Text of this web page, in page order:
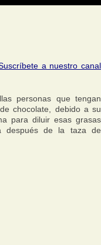
a nuestro canal
personas que tengan
chocolate, debido a su
para diluir esas grasas
después de la taza de